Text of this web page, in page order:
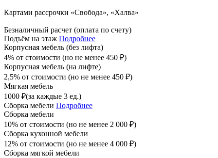
Картами рассрочки «Свобода», «Халва»
Безналичный расчет (оплата по счету)
Подъём на этаж Подробнее
Корпусная мебель (без лифта)
4% от стоимости (но не менее 450 ₽)
Корпусная мебель (на лифте)
2,5% от стоимости (но не менее 450 ₽)
Мягкая мебель
1000 ₽(за каждые 3 ед.)
Сборка мебели Подробнее
Сборка мебели
10% от стоимости (но не менее 2 000 ₽)
Сборка кухонной мебели
12% от стоимости (но не менее 4 000 ₽)
Сборка мягкой мебели